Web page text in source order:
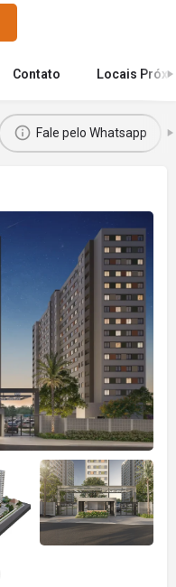
Contato Locais
Fale pelo Whatsapp